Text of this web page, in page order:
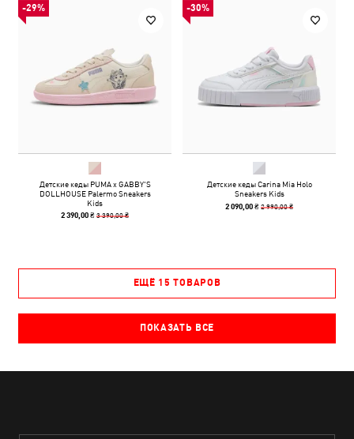
-29%
Детские кеды PUMA x GABBY'S
DOLLHOUSE Palermo Sneakers
Kids
2 390,00 ₴3 390,00 ₴
-30%
Детские кеды Carina Mia Holo
Sneakers Kids
2 090,00 ₴2 990,00 ₴
ЕЩЁ 15 ТОВАРОВ
ПОКАЗАТЬ ВСЕ